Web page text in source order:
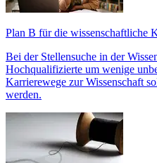
Plan B für die wissenschaftliche
Bei der Stellensuche in der
Hochqualifizierte um wenige
Karrierewege zur Wissenschaft
werden.